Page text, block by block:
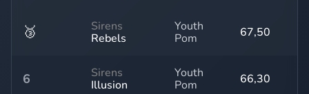
🥉
Sirens
Rebels
Youth
Pom
67,50
6
Sirens
Illusion
Youth
Pom
66,30